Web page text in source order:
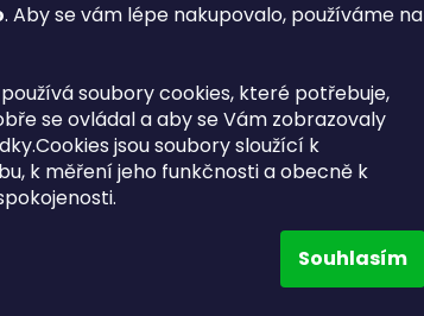
. Aby se vám lépe nakupovalo, používáme na
soubory cookies, které potřebuje,
se ovládal a aby se Vám zobrazovaly
jsou soubory sloužící k
k měření jeho funkčnosti a obecně k
Souhlasím
info @bighobby.cz
731 019 093
Sledujte nás na facebooku